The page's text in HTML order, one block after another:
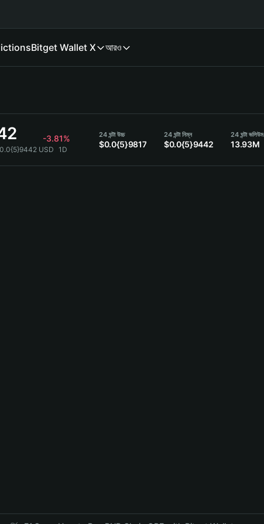
Bitget Wallet X আরও
-3.81%
USD 1D
24 ঘন্টা উচ্চ
$0.0{5}9817
24 ঘন্টা নিম্ন
$0.0{5}9442
24 ঘন্টা ভলিউম
13.93M